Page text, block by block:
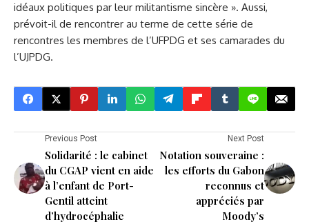
idéaux politiques par leur militantisme sincère ». Aussi,
prévoit-il de rencontrer au terme de cette série de
rencontres les membres de l’UFPDG et ses camarades du
l’UJPDG.
Previous Post
Solidarité : le cabinet
du CGAP vient en aide
à l’enfant de Port-
Gentil atteint
d’hydrocéphalie
Next Post
Notation souveraine :
les efforts du Gabon
reconnus et
appréciés par
Moody’s